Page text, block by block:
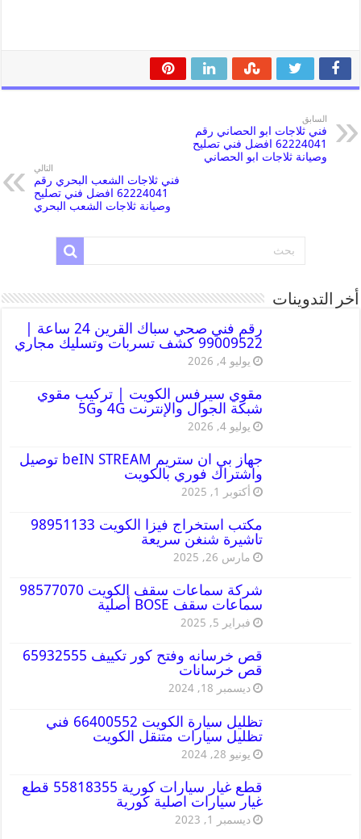
السابق
فني ثلاجات ابو الحصاني رقم
62224041 افضل فني تصليح
وصيانة ثلاجات ابو الحصاني
التالي
فني ثلاجات الشعب البحري رقم
62224041 افضل فني تصليح
وصيانة ثلاجات الشعب البحري
أخر التدوينات
رقم فني صحي سباك القرين 24 ساعة |
99009522 كشف تسربات وتسليك مجاري
يوليو 4, 2026
مقوي سيرفس الكويت | تركيب مقوي
شبكة الجوال والإنترنت 4G و5G
يوليو 4, 2026
جهاز بي ان ستريم beIN STREAM توصيل
واشتراك فوري بالكويت
أكتوبر 1, 2025
مكتب استخراج فيزا الكويت 98951133
تاشيرة شنغن سريعة
مارس 26, 2025
شركة سماعات سقف الكويت 98577070
سماعات سقف BOSE أصلية
فبراير 5, 2025
قص خرسانه وفتح كور تكييف 65932555
قص خرسانات
ديسمبر 18, 2024
تظليل سيارة الكويت 66400552 فني
تظليل سيارات متنقل الكويت
يونيو 28, 2024
قطع غيار سيارات كورية 55818355 قطع
غيار سيارات اصلية كورية
ديسمبر 1, 2023